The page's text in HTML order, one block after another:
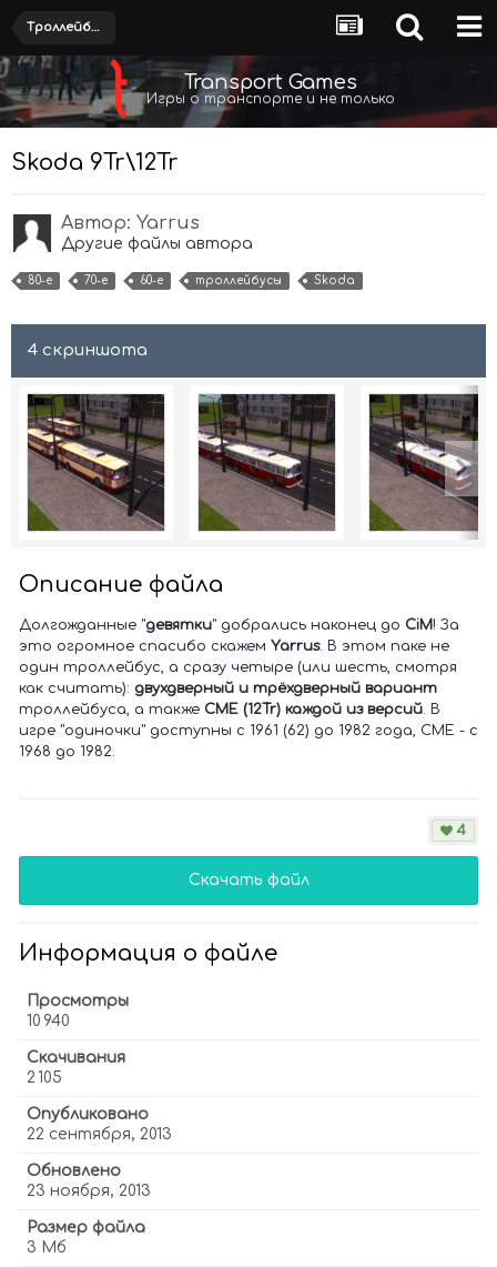
Троллейбусы
Transport Games
Игры о транспорте и не только
Skoda 9Tr\12Tr
Автор: Yarrus
Другие файлы автора
80-е 70-е 60-е троллейбусы Skoda
4 скриншота
Описание файла
Долгожданные "девятки" добрались наконец до CiM! За
это огромное спасибо скажем Yarrus. В этом паке не
один троллейбус, а сразу четыре (или шесть, смотря
как считать): двухдверный и трёхдверный вариант
троллейбуса, а также СМЕ (12Tr) каждой из версий. В
игре "одиночки" доступны с 1961 (62) до 1982 года, СМЕ - с
1968 до 1982.
4
Скачать файл
Информация о файле
Просмотры
10 940
Скачивания
2 105
Опубликовано
22 сентября, 2013
Обновлено
23 ноября, 2013
Размер файла
3 Мб